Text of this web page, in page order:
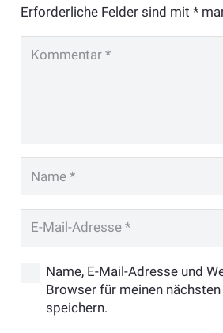
Erforderliche Felder sind mit *
Name, E-Mail-Adresse und
Browser für meinen
speichern.